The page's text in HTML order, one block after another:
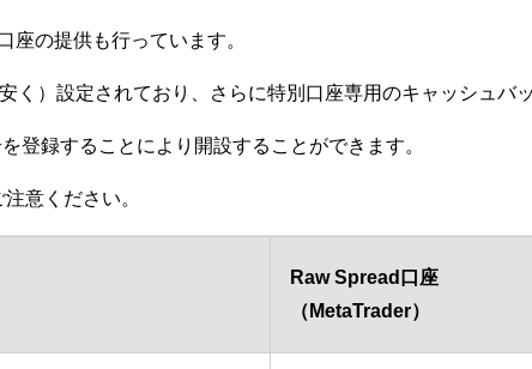
座の提供も行っています。
）設定されており、さらに特別口座専用のキャッシュバ
登録することにより開設することができます。
意ください。
Raw Spread口座
（MetaTrader）